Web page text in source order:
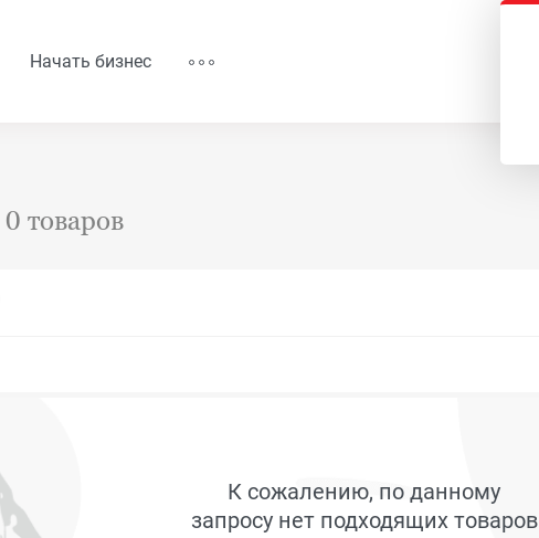
Начать бизнес
0 товаров
К сожалению, по данному
запросу нет подходящих товаров